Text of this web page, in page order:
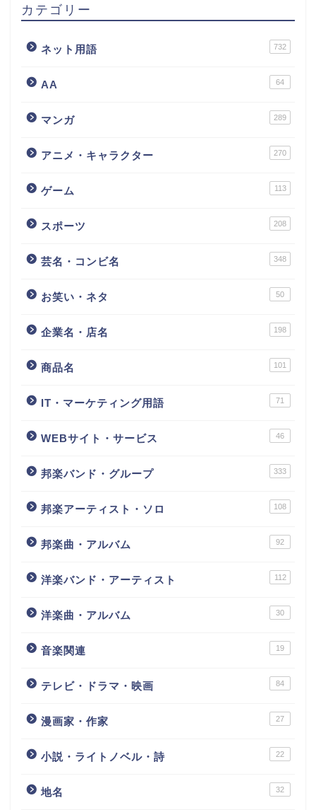
カテゴリー
ネット用語 732
AA 64
マンガ 289
アニメ・キャラクター 270
ゲーム 113
スポーツ 208
芸名・コンビ名 348
お笑い・ネタ 50
企業名・店名 198
商品名 101
IT・マーケティング用語 71
WEBサイト・サービス 46
邦楽バンド・グループ 333
邦楽アーティスト・ソロ 108
邦楽曲・アルバム 92
洋楽バンド・アーティスト 112
洋楽曲・アルバム 30
音楽関連 19
テレビ・ドラマ・映画 84
漫画家・作家 27
小説・ライトノベル・詩 22
地名 32